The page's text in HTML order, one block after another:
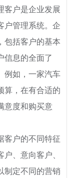
客户是企业发展
户管理系统。企
包括客户的基本
信息的全面了
例如，一家汽车
算，在有合适的
意度和购买意
客户的不同特征
、意向客户、
制定不同的营销